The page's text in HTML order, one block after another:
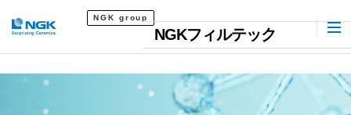
NGKフィルテック
NGK group